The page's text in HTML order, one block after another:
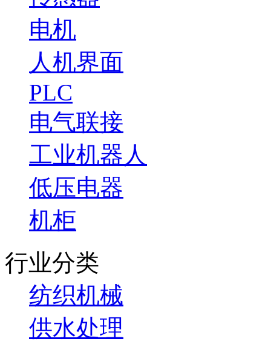
电机
人机界面
PLC
电气联接
工业机器人
低压电器
机柜
行业分类
纺织机械
供水处理